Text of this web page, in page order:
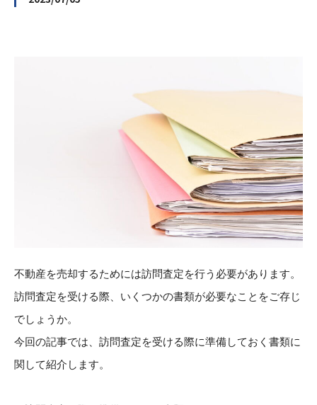
不動産を売却するためには訪問査定を行う必要があります。
訪問査定を受ける際、いくつかの書類が必要なことをご存じ
でしょうか。
今回の記事では、訪問査定を受ける際に準備しておく書類に
関して紹介します。